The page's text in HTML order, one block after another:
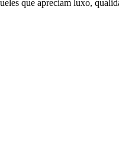
que apreciam luxo,